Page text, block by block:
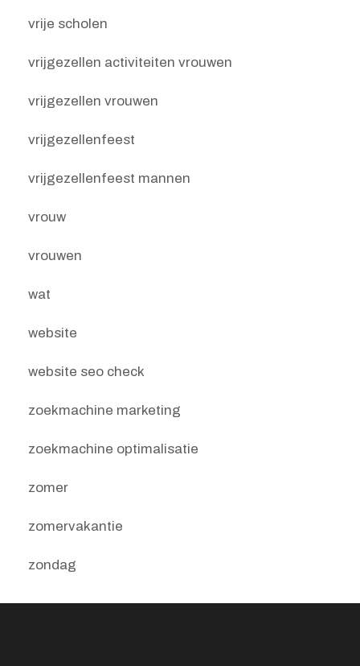
vrije scholen
vrijgezellen activiteiten vrouwen
vrijgezellen vrouwen
vrijgezellenfeest
vrijgezellenfeest mannen
vrouw
vrouwen
wat
website
website seo check
zoekmachine marketing
zoekmachine optimalisatie
zomer
zomervakantie
zondag